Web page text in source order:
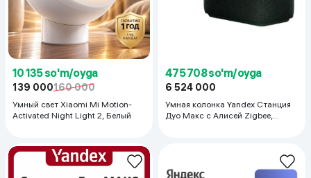
10 135 so'm/oyga
139 000160 000
Умный свет Xiaomi Mi Motion-
Activated Night Light 2, Белый
475 708 so'm/oyga
6 524 000
Умная колонка Yandex Станция
Дуо Макс с Алисей Zigbee,